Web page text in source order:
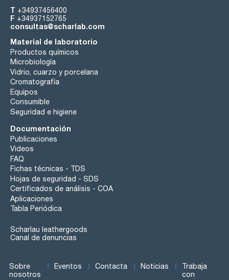
T +34937456400
F +34937152765
consultas@scharlab.com
Material de laboratorio
Productos químicos
Microbiología
Vidrio, cuarzo y porcelana
Cromatografía
Equipos
Consumible
Seguridad e higiene
Documentación
Publicaciones
Videos
FAQ
Fichas técnicas - TDS
Hojas de seguridad - SDS
Certificados de análisis - COA
Aplicaciones
Tabla Periódica
Scharlau leathergoods
Canal de denuncias
Sobre
nosotros
Eventos Contacta Noticias
Trabaja
con